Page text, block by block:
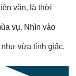
văn, là thời
vụ. Nhìn vào
vừa tỉnh giấc.